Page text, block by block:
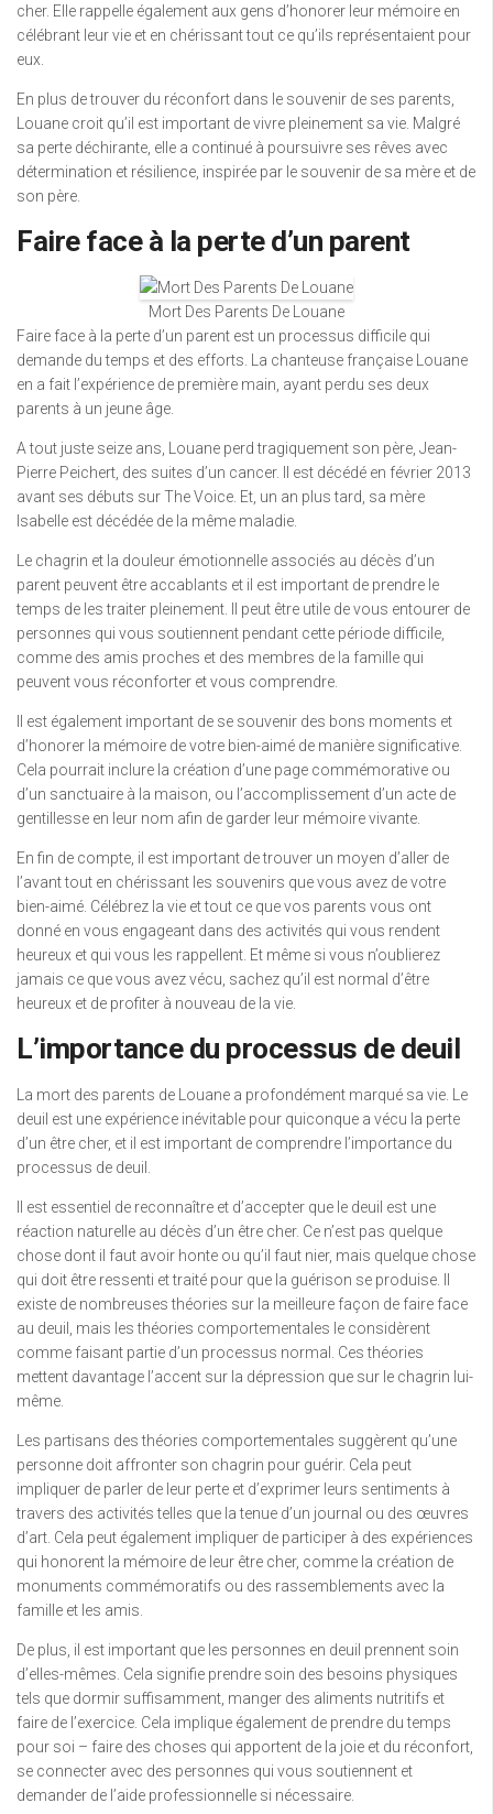
cher. Elle rappelle également aux gens d’honorer leur mémoire en
célébrant leur vie et en chérissant tout ce qu’ils représentaient pour
eux.
En plus de trouver du réconfort dans le souvenir de ses parents,
Louane croit qu’il est important de vivre pleinement sa vie. Malgré
sa perte déchirante, elle a continué à poursuivre ses rêves avec
détermination et résilience, inspirée par le souvenir de sa mère et de
son père.
Faire face à la perte d’un parent
Mort Des Parents De Louane
Faire face à la perte d’un parent est un processus difficile qui
demande du temps et des efforts. La chanteuse française Louane
en a fait l’expérience de première main, ayant perdu ses deux
parents à un jeune âge.
A tout juste seize ans, Louane perd tragiquement son père, Jean-
Pierre Peichert, des suites d’un cancer. Il est décédé en février 2013
avant ses débuts sur The Voice. Et, un an plus tard, sa mère
Isabelle est décédée de la même maladie.
Le chagrin et la douleur émotionnelle associés au décès d’un
parent peuvent être accablants et il est important de prendre le
temps de les traiter pleinement. Il peut être utile de vous entourer de
personnes qui vous soutiennent pendant cette période difficile,
comme des amis proches et des membres de la famille qui
peuvent vous réconforter et vous comprendre.
Il est également important de se souvenir des bons moments et
d’honorer la mémoire de votre bien-aimé de manière significative.
Cela pourrait inclure la création d’une page commémorative ou
d’un sanctuaire à la maison, ou l’accomplissement d’un acte de
gentillesse en leur nom afin de garder leur mémoire vivante.
En fin de compte, il est important de trouver un moyen d’aller de
l’avant tout en chérissant les souvenirs que vous avez de votre
bien-aimé. Célébrez la vie et tout ce que vos parents vous ont
donné en vous engageant dans des activités qui vous rendent
heureux et qui vous les rappellent. Et même si vous n’oublierez
jamais ce que vous avez vécu, sachez qu’il est normal d’être
heureux et de profiter à nouveau de la vie.
L’importance du processus de deuil
La mort des parents de Louane a profondément marqué sa vie. Le
deuil est une expérience inévitable pour quiconque a vécu la perte
d’un être cher, et il est important de comprendre l’importance du
processus de deuil.
Il est essentiel de reconnaître et d’accepter que le deuil est une
réaction naturelle au décès d’un être cher. Ce n’est pas quelque
chose dont il faut avoir honte ou qu’il faut nier, mais quelque chose
qui doit être ressenti et traité pour que la guérison se produise. Il
existe de nombreuses théories sur la meilleure façon de faire face
au deuil, mais les théories comportementales le considèrent
comme faisant partie d’un processus normal. Ces théories
mettent davantage l’accent sur la dépression que sur le chagrin lui-
même.
Les partisans des théories comportementales suggèrent qu’une
personne doit affronter son chagrin pour guérir. Cela peut
impliquer de parler de leur perte et d’exprimer leurs sentiments à
travers des activités telles que la tenue d’un journal ou des œuvres
d’art. Cela peut également impliquer de participer à des expériences
qui honorent la mémoire de leur être cher, comme la création de
monuments commémoratifs ou des rassemblements avec la
famille et les amis.
De plus, il est important que les personnes en deuil prennent soin
d’elles-mêmes. Cela signifie prendre soin des besoins physiques
tels que dormir suffisamment, manger des aliments nutritifs et
faire de l’exercice. Cela implique également de prendre du temps
pour soi – faire des choses qui apportent de la joie et du réconfort,
se connecter avec des personnes qui vous soutiennent et
demander de l’aide professionnelle si nécessaire.